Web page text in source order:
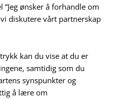
ønsker å forhandle om
diskutere vårt partnerskap
kan du vise at du er
samtidig som du
synspunkter og
å lære om